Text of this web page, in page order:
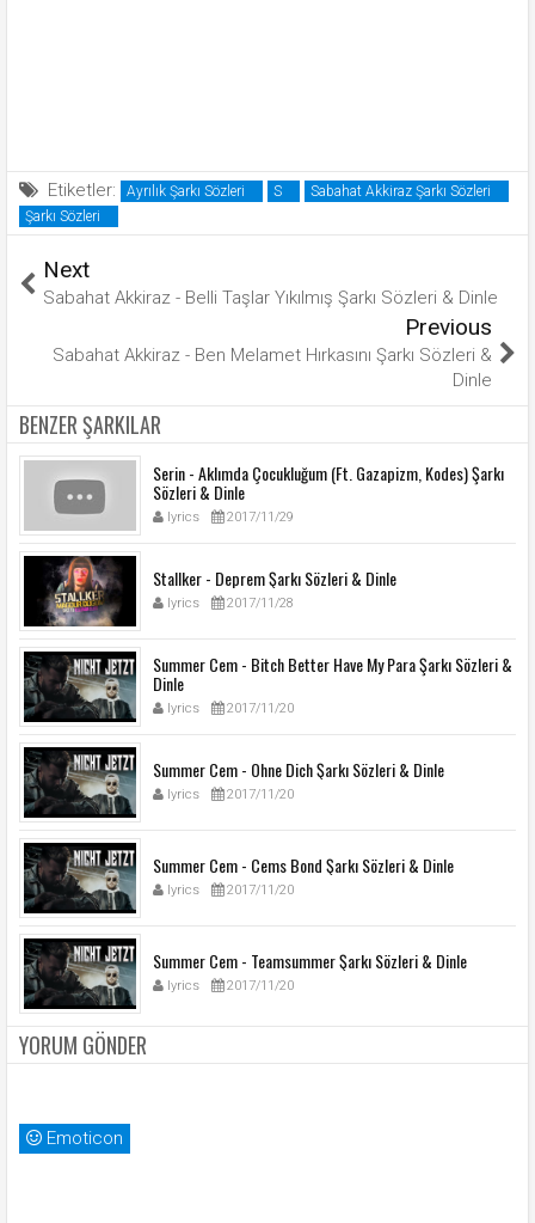
Etiketler: Ayrılık Şarkı Sözleri S
Sabahat Akkiraz Şarkı Sözleri
Şarkı Sözleri
Next
Sabahat Akkiraz - Belli Taşlar Yıkılmış Şarkı Sözleri & Dinle
Previous
Sabahat Akkiraz - Ben Melamet Hırkasını Şarkı Sözleri &
Dinle
BENZER ŞARKILAR
Serin - Aklımda Çocukluğum (Ft. Gazapizm, Kodes) Şarkı
Sözleri & Dinle
lyrics 2017/11/29
Stallker - Deprem Şarkı Sözleri & Dinle
lyrics 2017/11/28
Summer Cem - Bitch Better Have My Para Şarkı Sözleri &
Dinle
lyrics 2017/11/20
Summer Cem - Ohne Dich Şarkı Sözleri & Dinle
lyrics 2017/11/20
Summer Cem - Cems Bond Şarkı Sözleri & Dinle
lyrics 2017/11/20
Summer Cem - Teamsummer Şarkı Sözleri & Dinle
lyrics 2017/11/20
YORUM GÖNDER
Emoticon